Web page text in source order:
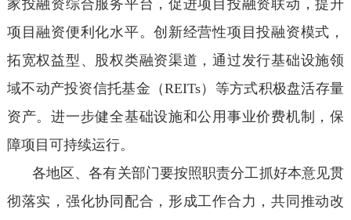
家投融资综合服务平台，促进项目投融资联动，提升
项目融资便利化水平。创新经营性项目投融资模式，
拓宽权益型、股权类融资渠道，通过发行基础设施领
域不动产投资信托基金（REITs）等方式积极盘活存量
资产。进一步健全基础设施和公用事业价费机制，保
障项目可持续运行。
各地区、各有关部门要按照职责分工抓好本意见贯
彻落实，强化协同配合，形成工作合力，共同推动改